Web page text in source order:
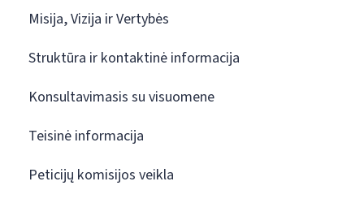
Misija, Vizija ir Vertybės
Struktūra ir kontaktinė informacija
Konsultavimasis su visuomene
Teisinė informacija
Peticijų komisijos veikla